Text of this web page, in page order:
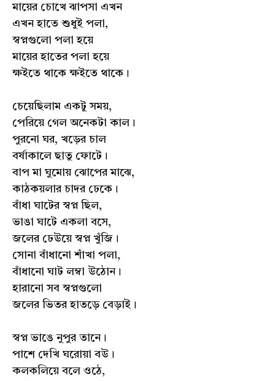
মায়ের চোখে ঝাপসা এখন
এখন হাতে শুধুই পলা,
স্বপ্নগুলো পলা হয়ে
মায়ের হাতের পলা হয়ে
ক্ষইতে থাকে ক্ষইতে থাকে।
চেয়েছিলাম একটু সময়,
পেরিয়ে গেল অনেকটা কাল।
পুরনো ঘর, খড়ের চাল
বর্ষাকালে ছাতু ফোটে।
বাপ মা ঘুমোয় ঝোপের মাঝে,
কাঠকয়লার চাদর ঢেকে।
বাঁধা ঘাটের স্বপ্ন ছিল,
ভাঙা ঘাটে একলা বসে,
জলের ঢেউয়ে স্বপ্ন খুঁজি।
সোনা বাঁধানো শাঁখা পলা,
বাঁধানো ঘাট লম্বা উঠোন।
হারানো সব স্বপ্নগুলো
জলের ভিতর হাতড়ে বেড়াই।
স্বপ্ন ভাঙে নুপুর তানে।
পাশে দেখি ঘরোয়া বউ।
কলকলিয়ে বলে ওঠে,